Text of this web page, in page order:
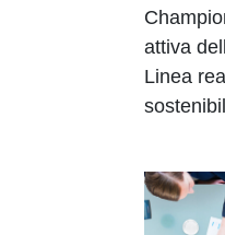
attiva
Linea